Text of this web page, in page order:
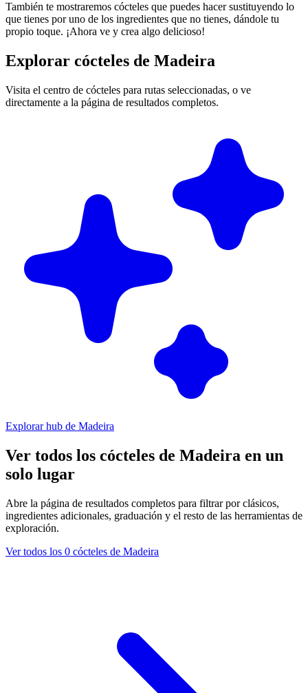
También te mostraremos cócteles que puedes hacer sustituyendo lo
que tienes por uno de los ingredientes que no tienes, dándole tu
propio toque. ¡Ahora ve y crea algo delicioso!
Explorar cócteles de Madeira
Visita el centro de cócteles para rutas seleccionadas, o ve
directamente a la página de resultados completos.
Explorar hub de Madeira
Ver todos los cócteles de Madeira en un
solo lugar
Abre la página de resultados completos para filtrar por clásicos,
ingredientes adicionales, graduación y el resto de las herramientas de
exploración.
Ver todos los 0 cócteles de Madeira